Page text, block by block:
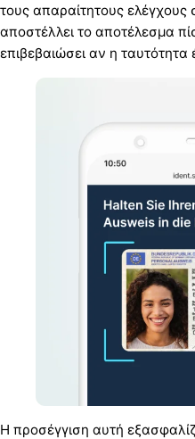
τους απαραίτητους
αποστέλλει το αποτέλεσμα
επιβεβαιώσει αν η ταυτότητα
Η προσέγγιση αυτή